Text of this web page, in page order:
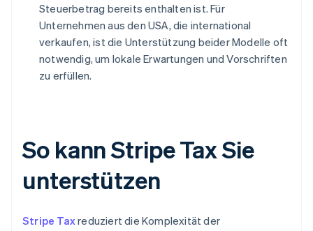
Steuerbetrag bereits enthalten ist. Für
Unternehmen aus den USA, die international
verkaufen, ist die Unterstützung beider Modelle oft
notwendig, um lokale Erwartungen und Vorschriften
zu erfüllen.
So kann Stripe Tax Sie
unterstützen
Stripe Taxreduziert die Komplexität der